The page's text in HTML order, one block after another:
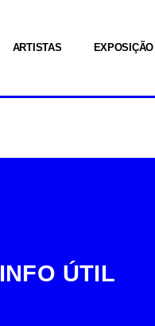
ARTISTAS EXPOSIÇÃO
INFO ÚTIL